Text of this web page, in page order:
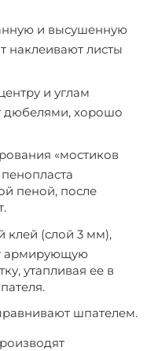
и высушенную
наклеивают листы
и углам
дюбелями, хорошо
«мостиков
пеной, после
клей (слой 3 мм),
армирующую
утапливая ее в
шпателем.